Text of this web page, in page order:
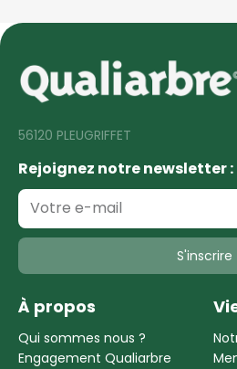
56120 PLEUGRIFFET
Rejoignez notre newsletter :
S'inscrire
À propos
Qui sommes nous ?
Engagement Qualiarbre